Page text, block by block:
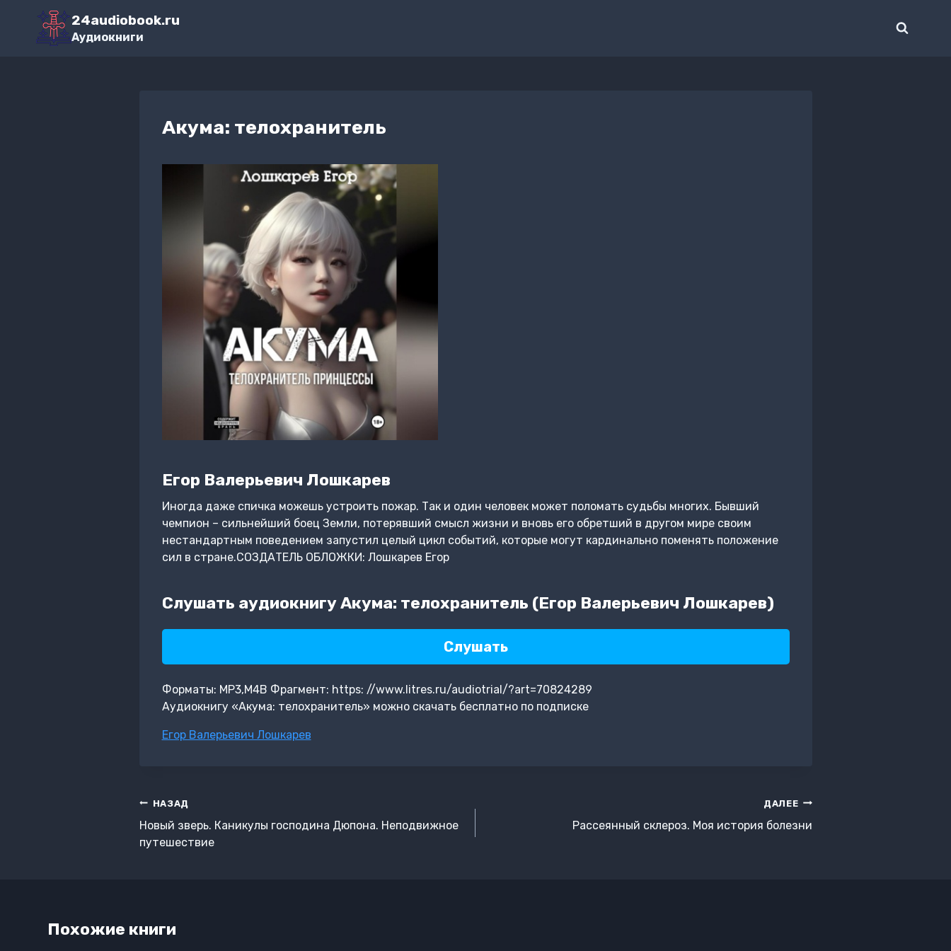
Перейти
содержимому
24audiobook.ru
Аудиокниги
Акума: телохранитель
Егор Валерьевич Лошкарев
Иногда даже спичка можешь устроить пожар. Так и один человек может поломать судьбы многих. Бывший
чемпион – сильнейший боец Земли, потерявший смысл жизни и вновь его обретший в другом мире своим
нестандартным поведением запустил целый цикл событий, которые могут кардинально поменять положение
сил в стране.СОЗДАТЕЛЬ ОБЛОЖКИ: Лошкарев Егор
Слушать аудиокнигу Акума: телохранитель (Егор Валерьевич Лошкарев)
Слушать
Форматы: MP3,M4B Фрагмент: https: //www.litres.ru/audiotrial/?art=70824289
Аудиокнигу «Акума: телохранитель» можно скачать бесплатно по подписке
Метки
Егор Валерьевич Лошкарев
Навигация
по
записям
НАЗАД
Новый зверь. Каникулы господина Дюпона. Неподвижное
путешествие
ДАЛЕЕ
Рассеянный склероз. Моя история болезни
Похожие книги